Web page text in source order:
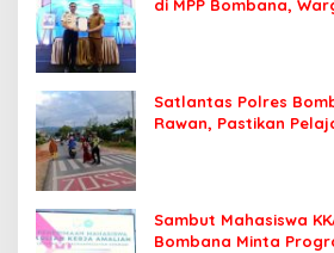
di MPP Bombana,
Satlantas Polres
Rawan, Pastikan
Sambut Mahasiswa
Bombana Minta